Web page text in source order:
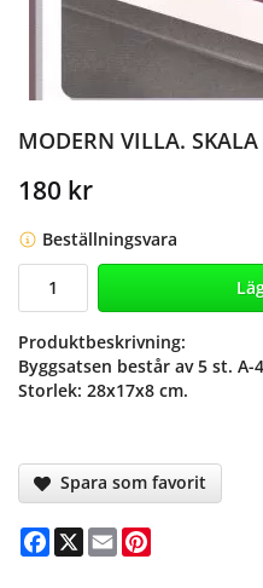
MODERN VILLA.
180 kr
Beställningsvara
Produktbeskrivning:
Byggsatsen består av 5 st.
Storlek: 28x17x8 cm.
Spara som favorit
Facebook
X Email